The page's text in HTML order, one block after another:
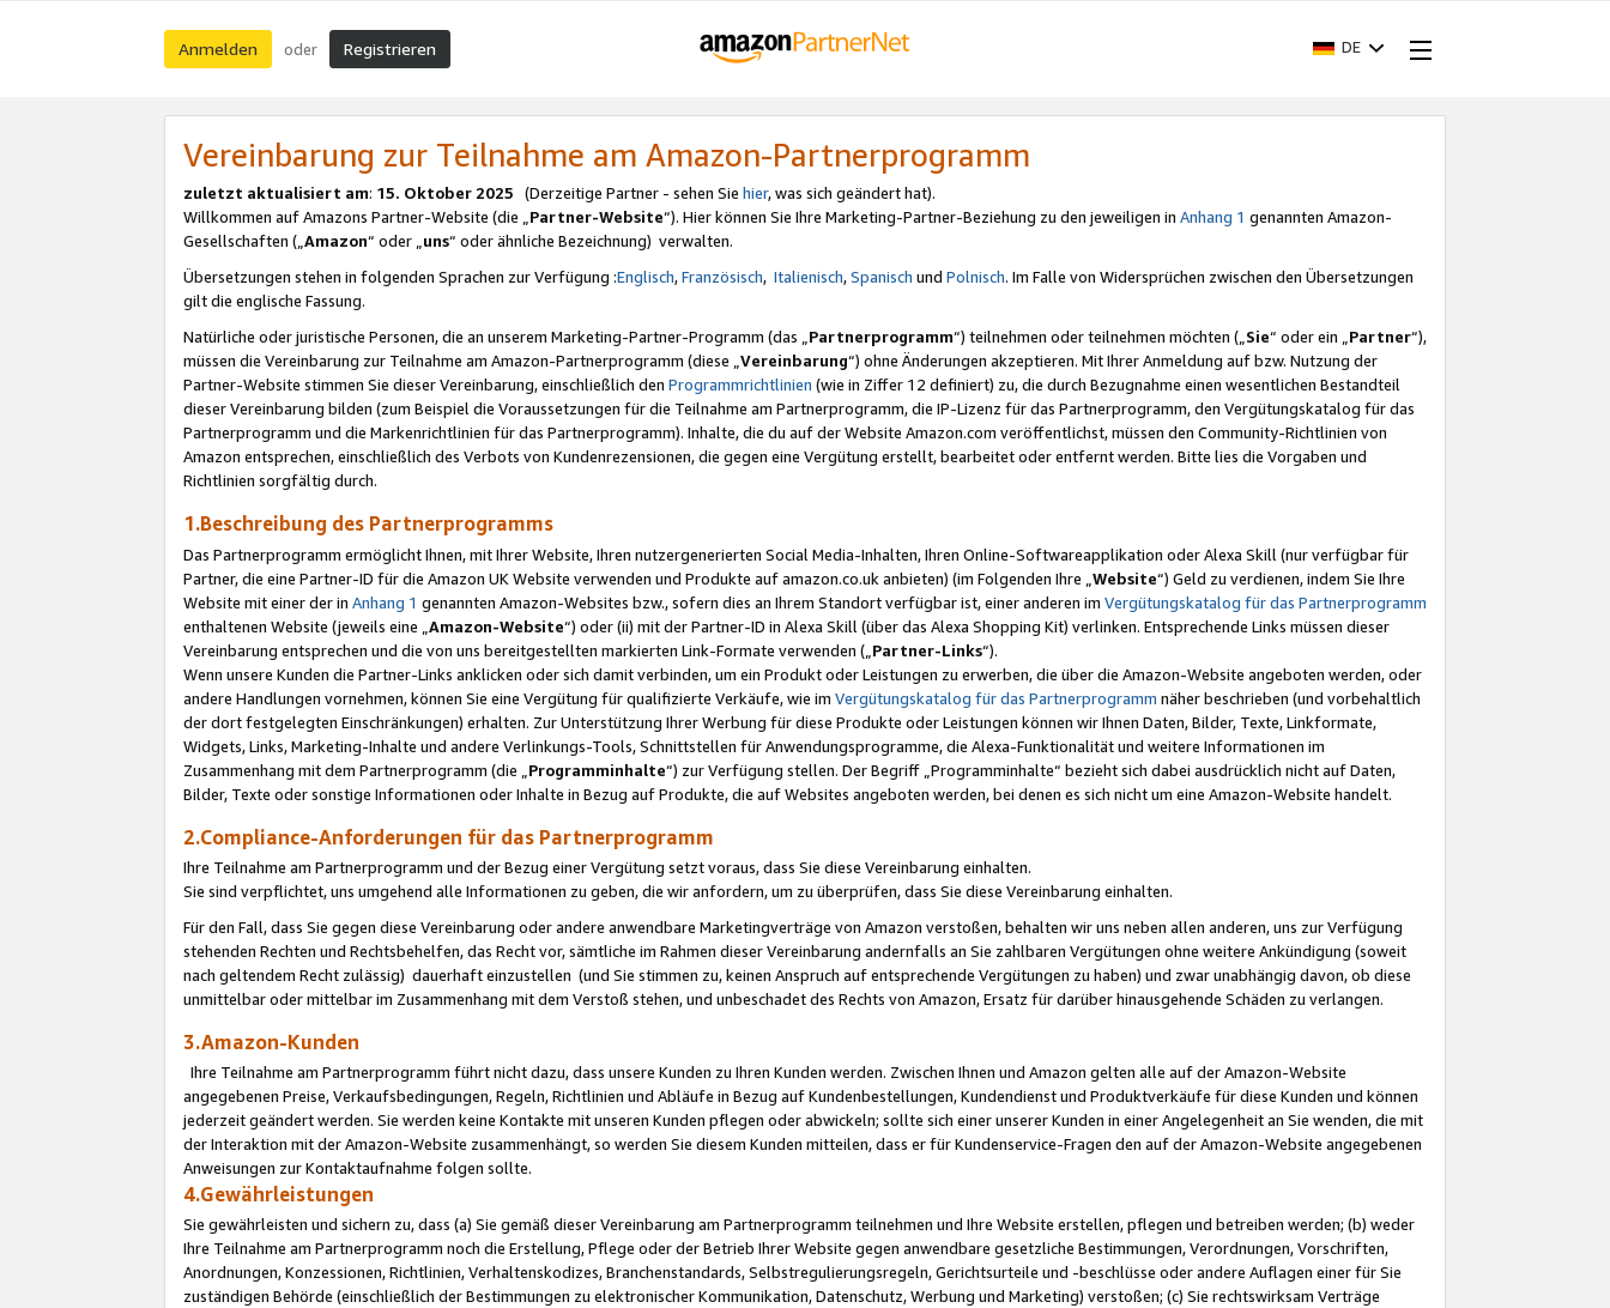
Anmelden oder Registrieren DE
Vereinbarung zur Teilnahme am Amazon-Partnerprogramm
zuletzt aktualisiert am: 15. Oktober 2025 (Derzeitige Partner - sehen Sie hier, was sich geändert hat).
Willkommen auf Amazons Partner-Website (die „Partner-Website“). Hier können Sie Ihre Marketing-Partner-Beziehung zu den jeweiligen in Anhang 1 genannten Amazon-
Gesellschaften („Amazon“ oder „uns“ oder ähnliche Bezeichnung) verwalten.
Übersetzungen stehen in folgenden Sprachen zur Verfügung :Englisch,Französisch, Italienisch,Spanisch und Polnisch. Im Falle von Widersprüchen zwischen den Übersetzungen
gilt die englische Fassung.
Natürliche oder juristische Personen, die an unserem Marketing-Partner-Programm (das „Partnerprogramm“) teilnehmen oder teilnehmen möchten („Sie“ oder ein „Partner“),
müssen die Vereinbarung zur Teilnahme am Amazon-Partnerprogramm (diese „Vereinbarung“) ohne Änderungen akzeptieren. Mit Ihrer Anmeldung auf bzw. Nutzung der
Partner-Website stimmen Sie dieser Vereinbarung, einschließlich den Programmrichtlinien (wie in Ziffer 12 definiert) zu, die durch Bezugnahme einen wesentlichen Bestandteil
dieser Vereinbarung bilden (zum Beispiel die Voraussetzungen für die Teilnahme am Partnerprogramm, die IP-Lizenz für das Partnerprogramm, den Vergütungskatalog für das
Partnerprogramm und die Markenrichtlinien für das Partnerprogramm). Inhalte, die du auf der Website Amazon.com veröffentlichst, müssen den Community-Richtlinien von
Amazon entsprechen, einschließlich des Verbots von Kundenrezensionen, die gegen eine Vergütung erstellt, bearbeitet oder entfernt werden. Bitte lies die Vorgaben und
Richtlinien sorgfältig durch.
1.Beschreibung des Partnerprogramms
Das Partnerprogramm ermöglicht Ihnen, mit Ihrer Website, Ihren nutzergenerierten Social Media-Inhalten, Ihren Online-Softwareapplikation oder Alexa Skill (nur verfügbar für
Partner, die eine Partner-ID für die Amazon UK Website verwenden und Produkte auf amazon.co.uk anbieten) (im Folgenden Ihre „ Website“) Geld zu verdienen, indem Sie Ihre
Website mit einer der in Anhang 1 genannten Amazon-Websites bzw., sofern dies an Ihrem Standort verfügbar ist, einer anderen im Vergütungskatalog für das Partnerprogramm
enthaltenen Website (jeweils eine „ Amazon-Website“) oder (ii) mit der Partner-ID in Alexa Skill (über das Alexa Shopping Kit) verlinken. Entsprechende Links müssen dieser
Vereinbarung entsprechen und die von uns bereitgestellten markierten Link-Formate verwenden („ Partner-Links“).
Wenn unsere Kunden die Partner-Links anklicken oder sich damit verbinden, um ein Produkt oder Leistungen zu erwerben, die über die Amazon-Website angeboten werden, oder
andere Handlungen vornehmen, können Sie eine Vergütung für qualifizierte Verkäufe, wie im Vergütungskatalog für das Partnerprogramm näher beschrieben (und vorbehaltlich
der dort festgelegten Einschränkungen) erhalten. Zur Unterstützung Ihrer Werbung für diese Produkte oder Leistungen können wir Ihnen Daten, Bilder, Texte, Linkformate,
Widgets, Links, Marketing-Inhalte und andere Verlinkungs-Tools, Schnittstellen für Anwendungsprogramme, die Alexa-Funktionalität und weitere Informationen im
Zusammenhang mit dem Partnerprogramm (die „ Programminhalte“) zur Verfügung stellen. Der Begriff „Programminhalte“ bezieht sich dabei ausdrücklich nicht auf Daten,
Bilder, Texte oder sonstige Informationen oder Inhalte in Bezug auf Produkte, die auf Websites angeboten werden, bei denen es sich nicht um eine Amazon-Website handelt.
2.Compliance-Anforderungen für das Partnerprogramm
Ihre Teilnahme am Partnerprogramm und der Bezug einer Vergütung setzt voraus, dass Sie diese Vereinbarung einhalten.
Sie sind verpflichtet, uns umgehend alle Informationen zu geben, die wir anfordern, um zu überprüfen, dass Sie diese Vereinbarung einhalten.
Für den Fall, dass Sie gegen diese Vereinbarung oder andere anwendbare Marketingverträge von Amazon verstoßen, behalten wir uns neben allen anderen, uns zur Verfügung
stehenden Rechten und Rechtsbehelfen, das Recht vor, sämtliche im Rahmen dieser Vereinbarung andernfalls an Sie zahlbaren Vergütungen ohne weitere Ankündigung (soweit
nach geltendem Recht zulässig) dauerhaft einzustellen (und Sie stimmen zu, keinen Anspruch auf entsprechende Vergütungen zu haben) und zwar unabhängig davon, ob diese
unmittelbar oder mittelbar im Zusammenhang mit dem Verstoß stehen, und unbeschadet des Rechts von Amazon, Ersatz für darüber hinausgehende Schäden zu verlangen.
3.Amazon-Kunden
Ihre Teilnahme am Partnerprogramm führt nicht dazu, dass unsere Kunden zu Ihren Kunden werden. Zwischen Ihnen und Amazon gelten alle auf der Amazon-Website
angegebenen Preise, Verkaufsbedingungen, Regeln, Richtlinien und Abläufe in Bezug auf Kundenbestellungen, Kundendienst und Produktverkäufe für diese Kunden und können
jederzeit geändert werden. Sie werden keine Kontakte mit unseren Kunden pflegen oder abwickeln; sollte sich einer unserer Kunden in einer Angelegenheit an Sie wenden, die mit
der Interaktion mit der Amazon-Website zusammenhängt, so werden Sie diesem Kunden mitteilen, dass er für Kundenservice-Fragen den auf der Amazon-Website angegebenen
Anweisungen zur Kontaktaufnahme folgen sollte.
4.Gewährleistungen
Sie gewährleisten und sichern zu, dass (a) Sie gemäß dieser Vereinbarung am Partnerprogramm teilnehmen und Ihre Website erstellen, pflegen und betreiben werden; (b) weder
Ihre Teilnahme am Partnerprogramm noch die Erstellung, Pflege oder der Betrieb Ihrer Website gegen anwendbare gesetzliche Bestimmungen, Verordnungen, Vorschriften,
Anordnungen, Konzessionen, Richtlinien, Verhaltenskodizes, Branchenstandards, Selbstregulierungsregeln, Gerichtsurteile und -beschlüsse oder andere Auflagen einer für Sie
zuständigen Behörde (einschließlich der Bestimmungen zu elektronischer Kommunikation, Datenschutz, Werbung und Marketing) verstoßen; (c) Sie rechtswirksam Verträge